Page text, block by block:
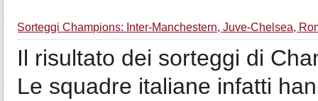
Sorteggi Champions: Inter-Manchestern, Juve-Chelsea,
Il risultato dei sorteggi di
Le squadre italiane infatti